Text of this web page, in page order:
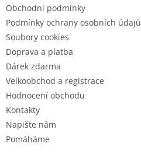
Obchodní podmínky
Podmínky ochrany osobních údajů
Soubory cookies
Doprava a platba
Dárek zdarma
Velkoobchod a registrace
Hodnocení obchodu
Kontakty
Napište nám
Pomáháme